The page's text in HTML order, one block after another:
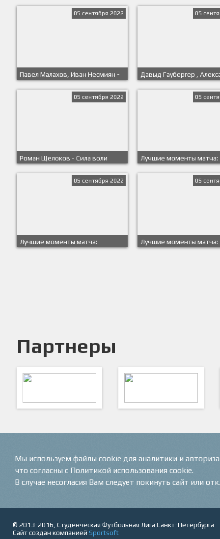
05 сентября 2022
Павел Малахов, Иван Несмиян -
Сассуоло М (или Молодежка С)
05
Давыд Гаубергер ,
Давыденко -
Reykjavikur
05 сентября 2022
Роман Щелоков - Сила воли
05
Лучшие моменты матча:
"Привет из прошлого" -
05 сентября 2022
Лучшие моменты матча:
Сильвин - Гарпастум - Inferno
05
Лучшие моменты матча:
Монтана - Кожаный мяч
Партнеры
© 2013-2016, Студенческая Футбольная Лига Санкт-Петербурга
Сайт создан компанией Sportsoft
Мы используем файлы cookie для аналитики и
что согласны с Политикой использования cookie.
В случае несогласия Вам следует покинуть сайт или